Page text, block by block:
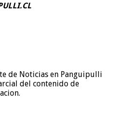
de Noticias en Panguipulli
del contenido de